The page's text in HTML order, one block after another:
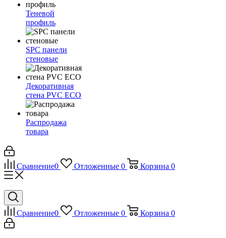
Теневой
профиль
SPC панели
стеновые
Декоративная
стена PVC ECO
Распродажа
товара
Сравнение0 Отложенные 0 Корзина 0
Сравнение0 Отложенные 0 Корзина 0